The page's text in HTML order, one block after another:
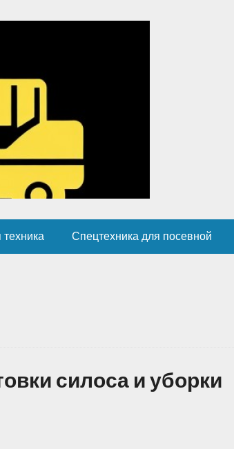
Спецтехника для посевной
силоса и уборки